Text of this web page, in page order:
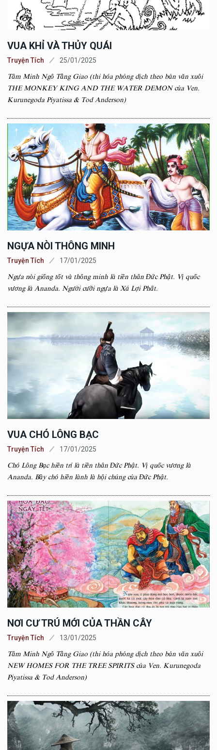
VUA KHỈ VÀ THỦY QUÁI
Truyện Tích 25/01/2025
Tâm Minh Ngô Tằng Giao (thi hóa phỏng dịch theo bản văn xuôi
THE MONKEY KING AND THE WATER DEMON của Ven.
Kurunegoda Piyatissa & Tod Anderson)
NGỰA NÒI THÔNG MINH
Truyện Tích 17/01/2025
Ngựa nòi giống tốt và thông minh là tiền thân Đức Phật. Vị quốc
vương là Ananda. Người cưỡi ngựa là Xá Lợi Phất.
VUA CHÓ LÔNG BẠC
Truyện Tích 17/01/2025
Chó Lông Bạc hiền trí là tiền thân Đức Phật. Vị quốc vương là
Ananda. Bầy chó hiền lành là hội chúng của Đức Phật.
NƠI CƯ TRÚ MỚI CỦA THẦN CÂY
Truyện Tích 13/01/2025
Tâm Minh Ngô Tằng Giao (thi hóa phỏng dịch theo bản văn xuôi
NEW HOMES FOR THE TREE SPIRITS của Ven. Kurunegoda
Piyatissa & Tod Anderson)